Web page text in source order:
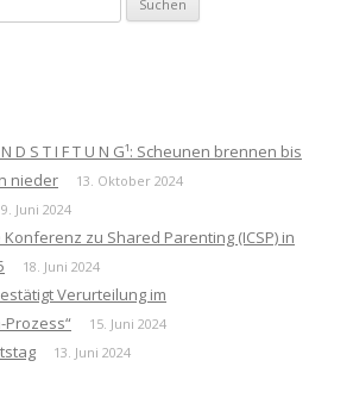
D S T I F T U N G¹: Scheunen brennen bis
nieder
13. Oktober 2024
Juni 2024
zu Shared Parenting (ICSP) in
18. Juni 2024
Verurteilung im
Prozess“
15. Juni 2024
13. Juni 2024